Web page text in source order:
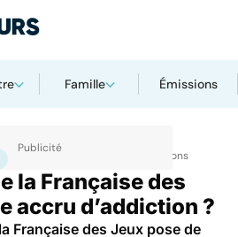
Famille Émissions
et addictions Drogues et addictions
la Française des
accru d’addiction ?
Française des Jeux pose de